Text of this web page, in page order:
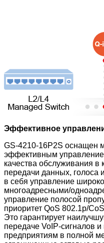
Эффективное
GS-4210-16P2S оснащен
эффективным
качества обслуживания
передачи данных, голоса
в себя управление
многоадресными/
управление полосой
приоритет QoS 802.1p/
Это гарантирует
передаче VoIP-сигналов
предприятиям в полной